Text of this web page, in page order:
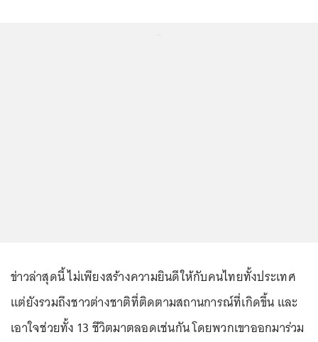
ข่าวล่าสุดนี้ ไม่เพียงสร้างความยินดีให้กับคนไทยทั้งประเทศ
แต่ยังรวมถึงชาวต่างชาติที่ติดตามสถานการณ์ที่เกิดขึ้น และ
เอาใจช่วยทั้ง 13 ชีวิตมาตลอดเช่นกัน โดยพวกเขาออกมาร่วม